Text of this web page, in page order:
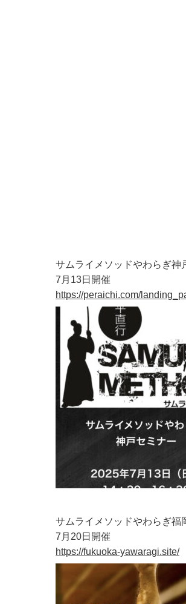
サムライメソッドやわらぎ神
7月13日開催
https://peraichi.com/
サムライメソッドやわらぎ福
7月20日開催
https://fukuoka-yawaragi.site/